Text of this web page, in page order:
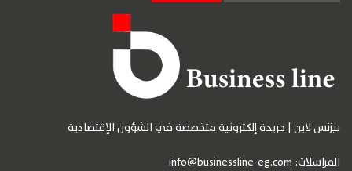
بيزنس لاين | جريدة إلكترونية متخصصة في الشؤون الإقتصادية
المراسلات: info@businessline-eg.com